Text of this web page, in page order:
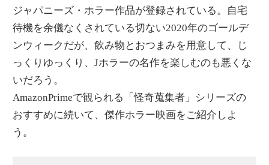
ジャパニーズ・ホラー作品が登録されている。自宅
待機を余儀なくされている切ない2020年のゴールデ
ンウィークだが、飲み物とおつまみを用意して、じ
っくりゆっくり、Jホラーの名作を楽しむのも悪くな
いだろう。
AmazonPrimeで観られる「怪奇蒐集者」シリーズの
おすすめに続いて、傑作ホラー映画をご紹介しよ
う。